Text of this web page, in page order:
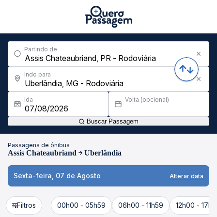
Partindo de
Indo para
Ida Volta (opcional)
Buscar Passagem
Passagens de ônibus
Assis Chateaubriand Uberlândia
Sexta-feira, 07 de Agosto Alterar data
Filtros 00h00 - 05h59 06h00 - 11h59 12h00 -